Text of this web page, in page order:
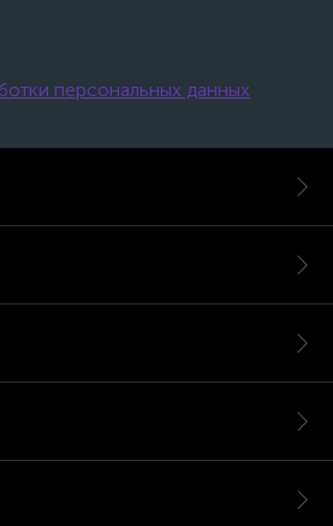
персональных данных